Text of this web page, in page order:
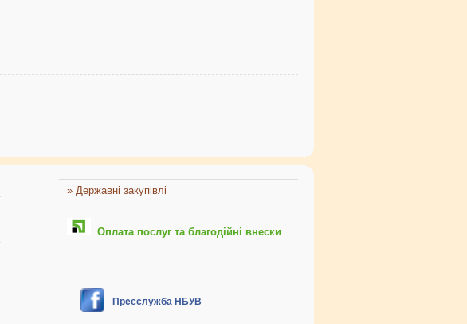
» Державні закупівлі
Оплата послуг та благодійні внески
Пресслужба НБУВ